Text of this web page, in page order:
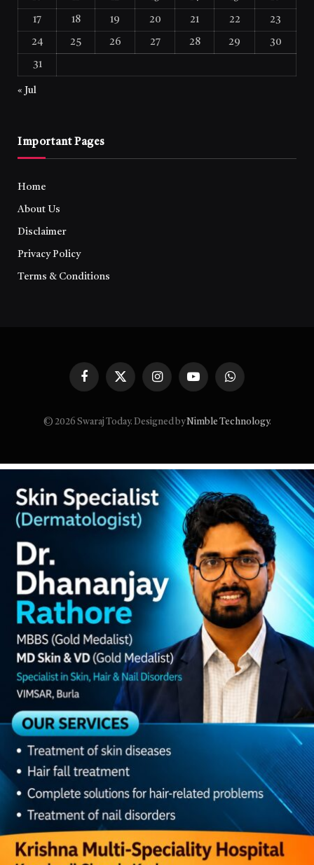
17 18 19 20 21 22 23
24 25 26 27 28 29 30
31
« Jul
Important Pages
Home
About Us
Disclaimer
Privacy Policy
Terms & Conditions
FacebookX
InstagramYouTubeWhatsApp
© 2026 Swaraj Today. Designed byNimble Technology.